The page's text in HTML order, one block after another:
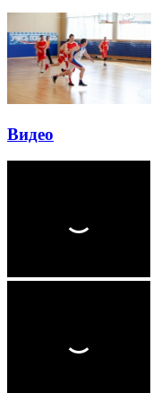
Видео